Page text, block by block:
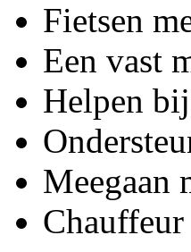
Fietsen
Een vast
Helpen
Meegaan